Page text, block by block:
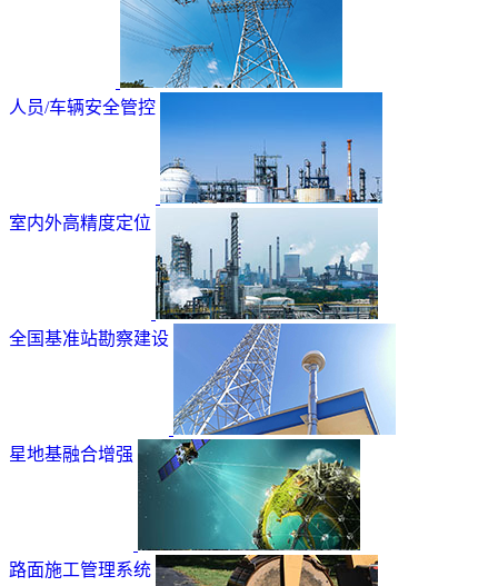
人员/车辆安全管控
室内外高精度定位
全国基准站勘察建设
星地基融合增强
路面施工管理系统